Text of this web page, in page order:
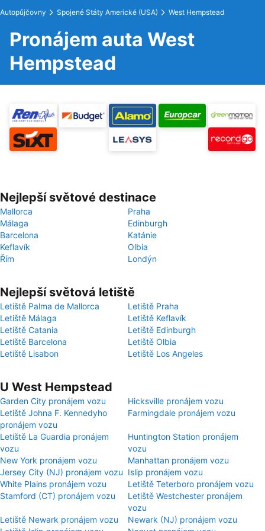
Autopůjčovny Spojené Státy Americké (USA) West Hempstead
Pronájem auta West
Hempstead
Nejlepší světové destinace
Mallorca
Praha
Málaga
Edinburgh
Barcelona
Katánie
Keflavík
Olbia
Řím
Londýn
Nejlepší světová letiště
Letiště Palma de Mallorca
Letiště Praha
Letiště Málaga
Letiště Keflavík
Letiště Catania
Letiště Edinburgh
Letiště Barcelona
Letiště Olbia
Letiště Lisabon
Letiště Los Angeles
U West Hempstead
Garden City pronájem vozu
Hicksville pronájem vozu
Letiště Johna F. Kennedyho
pronájem vozu
Farmingdale pronájem vozu
Letiště La Guardia pronájem
vozu
Huntington Station pronájem
vozu
New York pronájem vozu
Manhattan pronájem vozu
Jersey City (NJ) pronájem vozu Islip pronájem vozu
White Plains pronájem vozu
Letiště Teterboro pronájem vozu
Stamford (CT) pronájem vozu
Letiště Westchester pronájem
vozu
Letiště Newark pronájem vozu
Newark (NJ) pronájem vozu